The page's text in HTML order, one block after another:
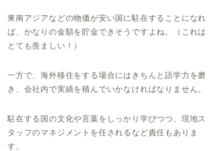
東南アジアなどの物価が安い国に駐在することになれ
ば、かなりの金額を貯金できそうですよね。（これは
とても羨ましい！）
一方で、海外移住をする場合にはきちんと語学力を磨
き、会社内で実績を積んでいかなければなりません。
駐在する国の文化や言葉をしっかり学びつつ、現地ス
タッフのマネジメントを任されるなど責任もありま
す。